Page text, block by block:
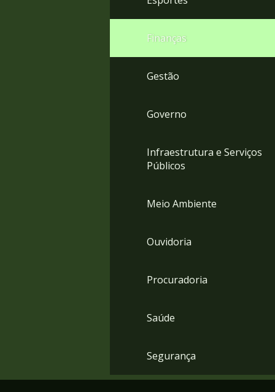
Finanças
Gestão
Governo
Infraestrutura e Serviços
Públicos
Meio Ambiente
Ouvidoria
Procuradoria
Saúde
Segurança